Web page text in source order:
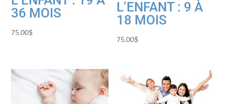
36 MOIS
75.00$
L’ENFANT : 9 À
18 MOIS
75.00$